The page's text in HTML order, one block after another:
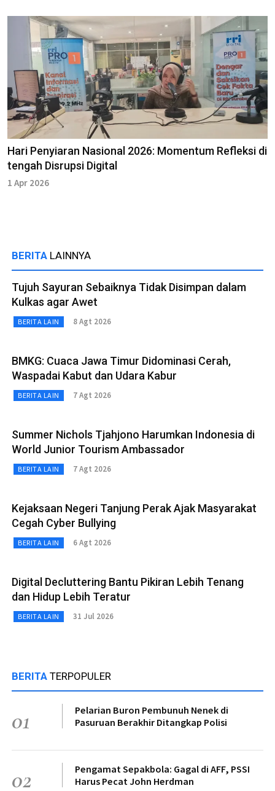
Hari Penyiaran Nasional 2026: Momentum Refleksi di
tengah Disrupsi Digital
1 Apr 2026
BERITA LAINNYA
Tujuh Sayuran Sebaiknya Tidak Disimpan dalam
Kulkas agar Awet
BERITA LAIN 8 Agt 2026
BMKG: Cuaca Jawa Timur Didominasi Cerah,
Waspadai Kabut dan Udara Kabur
BERITA LAIN 7 Agt 2026
Summer Nichols Tjahjono Harumkan Indonesia di
World Junior Tourism Ambassador
BERITA LAIN 7 Agt 2026
Kejaksaan Negeri Tanjung Perak Ajak Masyarakat
Cegah Cyber Bullying
BERITA LAIN 6 Agt 2026
Digital Decluttering Bantu Pikiran Lebih Tenang
dan Hidup Lebih Teratur
BERITA LAIN 31 Jul 2026
BERITA TERPOPULER
01
Pelarian Buron Pembunuh Nenek di
Pasuruan Berakhir Ditangkap Polisi
02
Pengamat Sepakbola: Gagal di AFF, PSSI
Harus Pecat John Herdman